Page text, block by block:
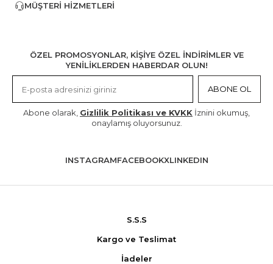
MÜŞTERI HIZMETLERI
ÖZEL PROMOSYONLAR, KİŞİYE ÖZEL İNDİRİMLER VE
YENİLİKLERDEN HABERDAR OLUN!
ABONE OL
Abone olarak, Gizlilik Politikası ve KVKK İznini okumuş,
onaylamış oluyorsunuz.
INSTAGRAMFACEBOOKXLINKEDIN
S.S.S
Kargo ve Teslimat
İadeler